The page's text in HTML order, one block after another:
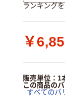
ランキング
￥
販売単位：1
この商品の
すべてのバ